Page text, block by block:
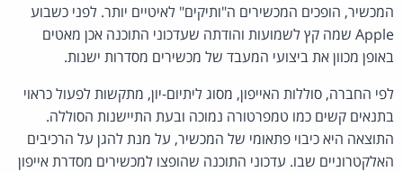
המכשיר, הופכים המכשירים ה"ותיקים" לאיטיים יותר. לפני כשבוע
Apple שמה קץ לשמועות והודתה שעדכוני התוכנה אכן מאטים
באופן מכוון את ביצועי המעבד של מכשירים מסדרות ישנות.
לפי החברה, סוללות האייפון, מסוג ליתיום-יון, מתקשות לפעול כראוי
בתנאים קשים כמו טמפרטורה נמוכה ובעת התיישנות הסוללה.
התוצאה היא כיבוי פתאומי של המכשיר, על מנת להגן על הרכיבים
האלקטרוניים שבו. עדכוני התוכנה שהופצו למכשירים מסדרת אייפון